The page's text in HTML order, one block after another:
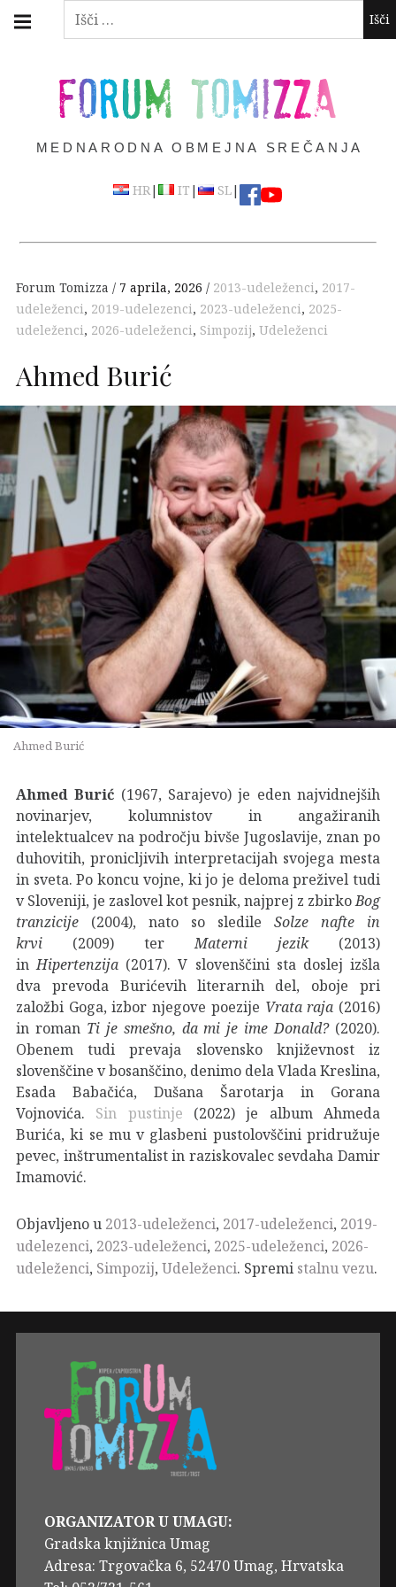
Išči:
Skip
FORUM TOMIZZA
MEDNARODNA OBMEJNA SREČANJA
HR| IT | SL|
navigation
Forum Tomizza 7 aprila, 2026 2013-udeleženci, 2017-
udeleženci, 2019-udelezenci, 2023-udeleženci, 2025-
udeleženci, 2026-udeleženci, Simpozij, Udeleženci
Ahmed Burić
Ahmed Burić
Ahmed Burić (1967, Sarajevo) je eden najvidnejših
novinarjev, kolumnistov in angažiranih
intelektualcev na področju bivše Jugoslavije, znan po
duhovitih, pronicljivih interpretacijah svojega mesta
in sveta. Po koncu vojne, ki jo je deloma preživel tudi
v Sloveniji, je zaslovel kot pesnik, najprej z zbirkoBog
tranzicije (2004), nato so sledile Solze nafte in
krvi (2009) terMaterni jezik (2013)
inHipertenzija (2017). V slovenščini sta doslej izšla
dva prevoda Burićevih literarnih del, oboje pri
založbi Goga, izbor njegove poezije Vrata raja (2016)
in roman Ti je smešno, da mi je ime Donald?(2020).
Obenem tudi prevaja slovensko književnost iz
slovenščine v bosanščino, denimo dela Vlada Kreslina,
Esada Babačića, Dušana Šarotarja in Gorana
Vojnovića. Sin pustinje (2022) je album Ahmeda
Burića, ki se mu v glasbeni pustolovščini pridružuje
pevec, inštrumentalist in raziskovalec sevdaha Damir
Imamović.
Objavljeno u 2013-udeleženci, 2017-udeleženci, 2019-
udelezenci, 2023-udeleženci, 2025-udeleženci, 2026-
udeleženci, Simpozij, Udeleženci. Spremi stalnu vezu.
ORGANIZATOR U UMAGU:
Gradska knjižnica Umag
Adresa: Trgovačka 6, 52470 Umag, Hrvatska